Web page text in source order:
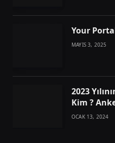
Your
MAYIS 3, 2025
2023
Kim ?
OCAK 13, 2024